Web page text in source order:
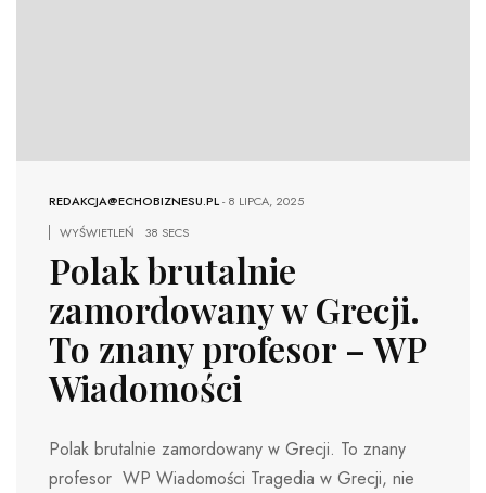
REDAKCJA@ECHOBIZNESU.PL-8 LIPCA, 2025
WYŚWIETLEŃ
38 SECS
Polak brutalnie
zamordowany w Grecji.
To znany profesor – WP
Wiadomości
Polak brutalnie zamordowany w Grecji. To znany
profesor WP Wiadomości Tragedia w Grecji, nie